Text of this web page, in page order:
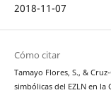
2018-11-07
Cómo citar
Tamayo Flores, S., &
simbólicas del EZLN en